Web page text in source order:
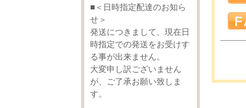
■＜日時指定配達のお知ら
せ＞
発送につきまして、現在日
時指定での発送をお受けす
る事が出来ません。
大変申し訳ございません
が、ご了承お願い致しま
す。